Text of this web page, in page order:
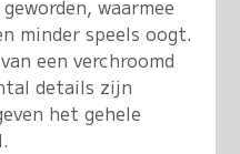
waarmee
minder speels oogt.
een verchroomd
details zijn
het gehele